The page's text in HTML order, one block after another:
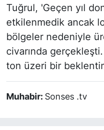
Tuğrul, 'Geçen yıl
etkilenmedik ancak
bölgeler nedeniyle
civarında
ton üzeri bir
Muhabir: Sonses .tv